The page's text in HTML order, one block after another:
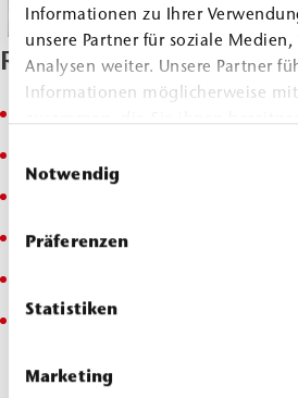
Informationen zu Ihrer
unsere Partner für soziale
Analysen weiter. Unsere Partner
Informationen möglicherweise
haben.
Notwendig
Präferenzen
Statistiken
Marketing
Range of Application
Sealing of foundation pits
Sewer repair